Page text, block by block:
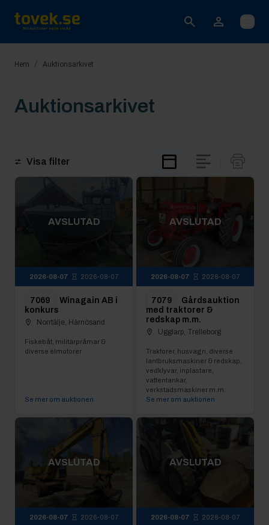
Öppna
Hem / Auktionsarkivet
Auktionsarkivet
Visa filter
AVSLUTAD
2026-08-07 2026-08-07
7069
Winagain AB i
konkurs
Norrtälje, Härnösand
Fiskebåt, militärpråmar &
diverse elmotorer
Se mer om auktionen
AVSLUTAD
2026-08-07 2026-08-07
7079
Gårdsauktion
med traktorer &
redskap m.m.
Ugglarp, Trelleborg
Traktorer, husvagn, diverse
lantbruksmaskiner & redskap,
vedklyvar, inplastare,
vattentankar,
verkstadsmaskiner m.m.
Se mer om auktionen
AVSLUTAD
2026-08-07 2026-08-07
AVSLUTAD
2026-08-07 2026-08-07